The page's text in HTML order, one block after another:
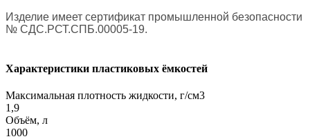
Изделие имеет сертификат промышленной безопасности
№ СДС.РСТ.СПБ.00005-19.
Характеристики пластиковых ёмкостей
Максимальная плотность жидкости, г/см3
1,9
Объём, л
1000